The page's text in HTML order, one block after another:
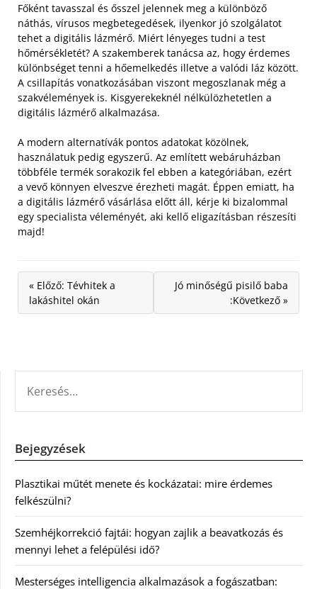
Főként tavasszal és ősszel jelennek meg a különböző
náthás, vírusos megbetegedések, ilyenkor jó szolgálatot
tehet a digitális lázmérő. Miért lényeges tudni a test
hőmérsékletét? A szakemberek tanácsa az, hogy érdemes
különbséget tenni a hőemelkedés illetve a valódi láz között.
A csillapítás vonatkozásában viszont megoszlanak még a
szakvélemények is. Kisgyerekeknél nélkülözhetetlen a
digitális lázmérő alkalmazása.
A modern alternatívák pontos adatokat közölnek,
használatuk pedig egyszerű. Az említett webáruházban
többféle termék sorakozik fel ebben a kategóriában, ezért
a vevő könnyen elveszve érezheti magát. Éppen emiatt, ha
a digitális lázmérő vásárlása előtt áll, kérje ki bizalommal
egy specialista véleményét, aki kellő eligazításban részesíti
majd!
« Előző: Tévhitek a
lakáshitel okán
Jó minőségű pisilő baba
:Következő »
Bejegyzések
Plasztikai műtét menete és kockázatai: mire érdemes
felkészülni?
Szemhéjkorrekció fajtái: hogyan zajlik a beavatkozás és
mennyi lehet a felépülési idő?
Mesterséges intelligencia alkalmazások a fogászatban: